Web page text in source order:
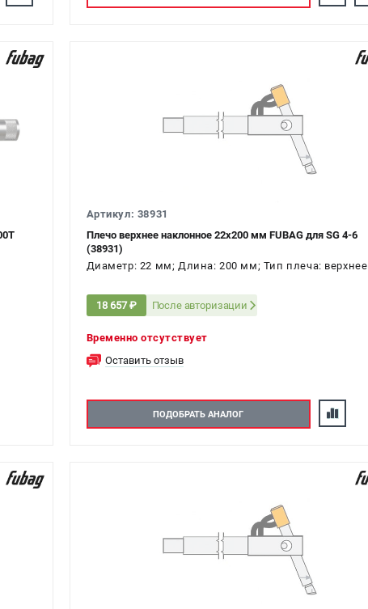
Артикул: 38931
Плечо верхнее наклонное 22х200 мм FUBAG для SG 4-6
(38931)
Диаметр: 22 мм; Длина: 200 мм; Тип плеча: верхнее
18 657 ₽ После авторизации
Временно отсутствует
Оставить отзыв
ПОДОБРАТЬ АНАЛОГ